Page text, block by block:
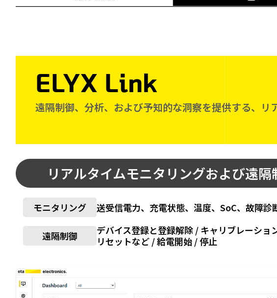
ELYX Link
遠隔制御、分析、および予知的な洞察を提供する、
リアルタイムモニタリングおよび遠隔
モニタリング 送受信電力、充電状態、温度、SoC、故障診
遠隔制御
デバイス登録と登録解除 / キャリブレーショ
リセットなど / 給電開始 / 停止